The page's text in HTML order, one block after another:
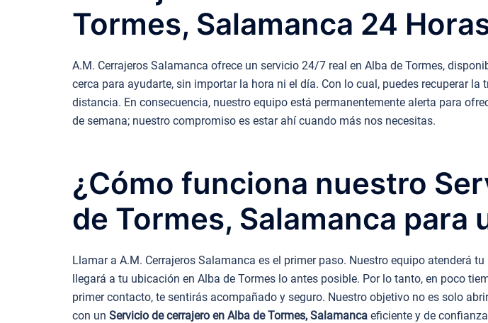
Tormes, Salamanca 24
A.M. Cerrajeros Salamanca ofrece un servicio 24/7 real en Alba de Tormes,
cerca para ayudarte, sin importar la hora ni el día. Con lo cual, puedes recuperar
distancia. En consecuencia, nuestro equipo está permanentemente alerta para
de semana; nuestro compromiso es estar ahí cuando más nos necesitas.
¿Cómo funciona nuestro
de Tormes, Salamanca para
Llamar a A.M. Cerrajeros Salamanca es el primer paso. Nuestro equipo
llegará a tu ubicación en Alba de Tormes lo antes posible. Por lo tanto, en poco
primer contacto, te sentirás acompañado y seguro. Nuestro objetivo no es solo
con un Servicio de cerrajero en Alba de Tormes, Salamanca eficiente y de